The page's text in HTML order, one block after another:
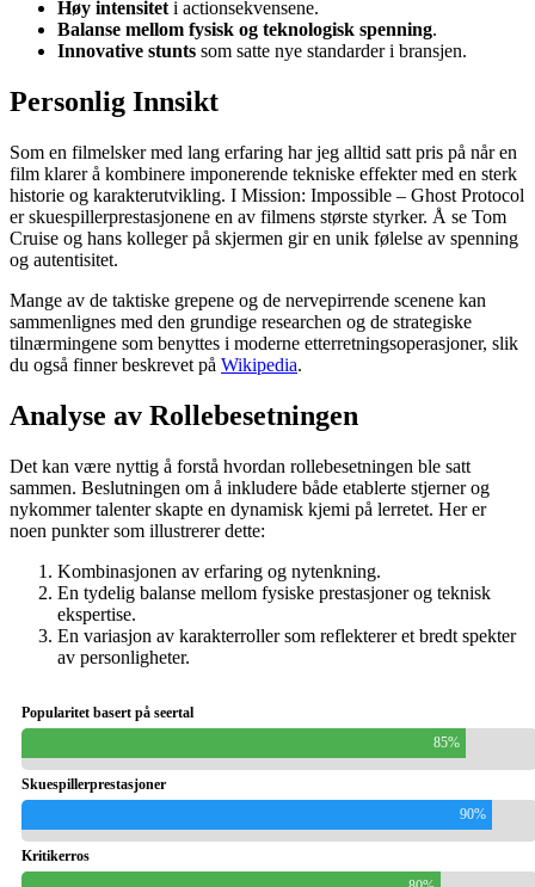
Høy intensitet i actionsekvensene.
Balanse mellom fysisk og teknologisk spenning.
Innovative stunts som satte nye standarder i bransjen.
Personlig Innsikt
Som en filmelsker med lang erfaring har jeg alltid satt pris på når en
film klarer å kombinere imponerende tekniske effekter med en sterk
historie og karakterutvikling. I Mission: Impossible – Ghost Protocol
er skuespillerprestasjonene en av filmens største styrker. Å se Tom
Cruise og hans kolleger på skjermen gir en unik følelse av spenning
og autentisitet.
Mange av de taktiske grepene og de nervepirrende scenene kan
sammenlignes med den grundige researchen og de strategiske
tilnærmingene som benyttes i moderne etterretningsoperasjoner, slik
du også finner beskrevet på Wikipedia.
Analyse av Rollebesetningen
Det kan være nyttig å forstå hvordan rollebesetningen ble satt
sammen. Beslutningen om å inkludere både etablerte stjerner og
nykommer talenter skapte en dynamisk kjemi på lerretet. Her er
noen punkter som illustrerer dette:
Kombinasjonen av erfaring og nytenkning.
En tydelig balanse mellom fysiske prestasjoner og teknisk
ekspertise.
En variasjon av karakterroller som reflekterer et bredt spekter
av personligheter.
Popularitet basert på seertal
85%
Skuespillerprestasjoner
90%
Kritikerros